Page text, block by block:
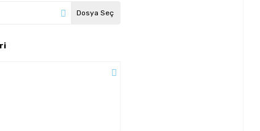
Dosya Seç